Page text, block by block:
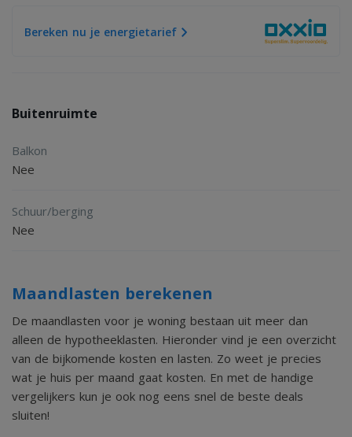
- Carport met elektrische sectionaaldeur
- 10 zonnepanelen in eigendom
- CV-ketel in eigendom
- Grotendeels kunststof kozijnen
- Rolluiken aanwezig
waar comfort, duurzaamheid en praktische leefruimte
perfect samenkomen.
Deze informatie is met de grootst mogelijke zorg
samengesteld. Desondanks kunnen aan de inhoud van deze
Bereken nu je energietarief
Buitenruimte
Balkon
Nee
Schuur/berging
Nee
Maandlasten berekenen
De maandlasten voor je woning bestaan uit meer dan
alleen de hypotheeklasten. Hieronder vind je een overzicht
van de bijkomende kosten en lasten. Zo weet je precies
wat je huis per maand gaat kosten. En met de handige
vergelijkers kun je ook nog eens snel de beste deals
sluiten!